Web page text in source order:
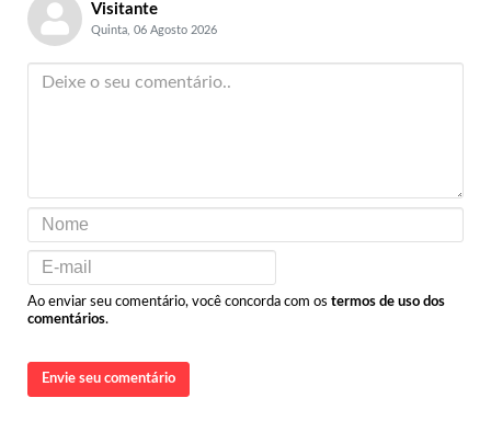
Visitante
Quinta, 06 Agosto 2026
Ao enviar seu comentário, você concorda com os termos de uso dos
comentários.
Envie seu comentário